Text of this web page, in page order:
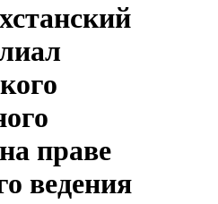
праве
ведения